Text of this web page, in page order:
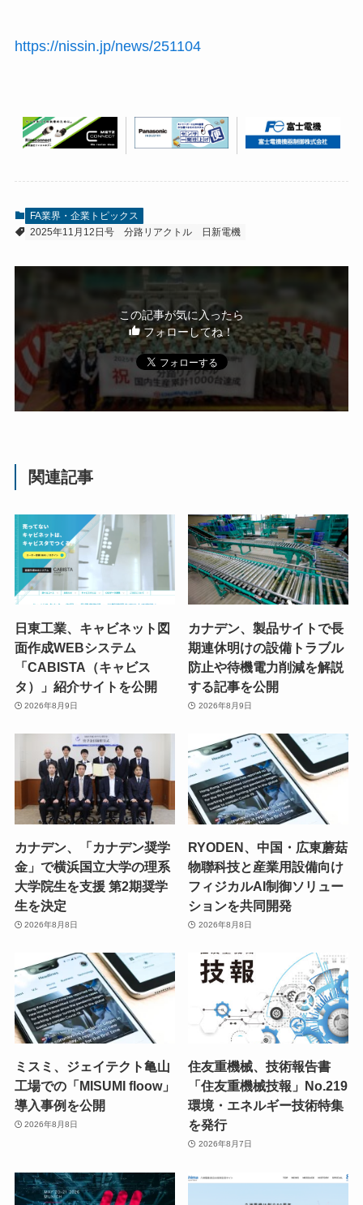
https://nissin.jp/news/251104
FA業界・企業トピックス
2025年11月12日号
分路リアクトル 日新電機
この記事が気に入ったら
フォローしてね！
関連記事
日東工業、キャビネット図
面作成WEBシステム
「CABISTA（キャビス
タ）」紹介サイトを公開
2026年8月9日
カナデン、製品サイトで長
期連休明けの設備トラブル
防止や待機電力削減を解説
する記事を公開
2026年8月9日
カナデン、「カナデン奨学
金」で横浜国立大学の理系
大学院生を支援 第2期奨学
生を決定
2026年8月8日
RYODEN、中国・広東蘑菇
物聯科技と産業用設備向け
フィジカルAI制御ソリュー
ションを共同開発
2026年8月8日
ミスミ、ジェイテクト亀山
工場での「MISUMI floow」
導入事例を公開
2026年8月8日
住友重機械、技術報告書
「住友重機械技報」No.219
環境・エネルギー技術特集
を発行
2026年8月7日